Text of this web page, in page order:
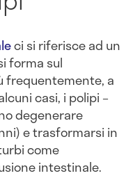
ci si riferisce ad un
forma sul
frequentemente, a
casi, i polipi –
degenerare
e trasformarsi in
come
intestinale.